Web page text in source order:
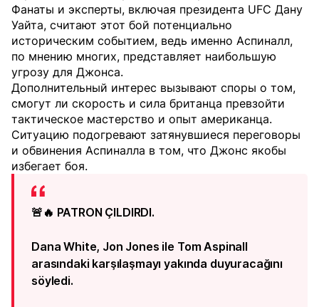
Фанаты и эксперты, включая президента UFC Дану
Уайта, считают этот бой потенциально
историческим событием, ведь именно Аспиналл,
по мнению многих, представляет наибольшую
угрозу для Джонса.
Дополнительный интерес вызывают споры о том,
смогут ли скорость и сила британца превзойти
тактическое мастерство и опыт американца.
Ситуацию подогревают затянувшиеся переговоры
и обвинения Аспиналла в том, что Джонс якобы
избегает боя.
🚨🔥 PATRON ÇILDIRDI.
Dana White, Jon Jones ile Tom Aspinall
arasındaki karşılaşmayı yakında duyuracağını
söyledi.